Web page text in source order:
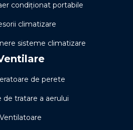
condiționat portabile
climatizare
sisteme climatizare
de perete
de tratare a aerului
Ventilatoare